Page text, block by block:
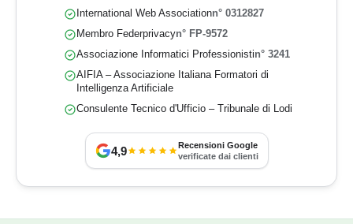
International Web Associationn° 0312827
Membro Federprivacyn° FP-9572
Associazione Informatici Professionistin° 3241
AIFIA – Associazione Italiana Formatori di
Intelligenza Artificiale
Consulente Tecnico d'Ufficio – Tribunale di Lodi
4,9
Recensioni Google
verificate dai clienti